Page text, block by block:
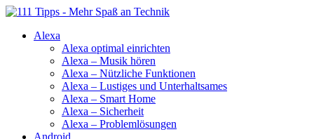
Alexa
Alexa optimal einrichten
Alexa – Musik hören
Alexa – Nützliche Funktionen
Alexa – Lustiges und Unterhaltsames
Alexa – Smart Home
Alexa – Sicherheit
Alexa – Problemlösungen
Android